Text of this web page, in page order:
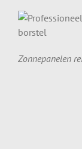
Zonnepanelen